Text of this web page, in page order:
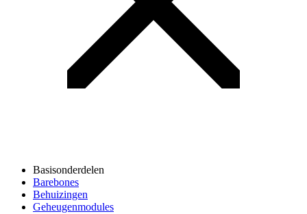
Basisonderdelen
Barebones
Behuizingen
Geheugenmodules